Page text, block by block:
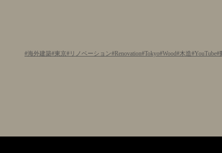
海外建築 東京 リノベーション Renovation Tokyo Wood 木造 YouTube